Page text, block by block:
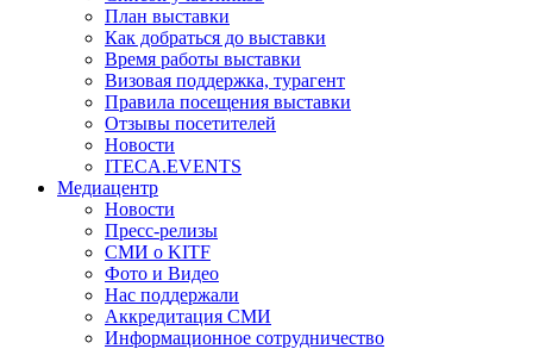
План выставки
Как добраться до выставки
Время работы выставки
Визовая поддержка, турагент
Правила посещения выставки
Отзывы посетителей
Новости
ITECA.EVENTS
Медиацентр
Новости
Пресс-релизы
СМИ о KITF
Фото и Видео
Нас поддержали
Аккредитация СМИ
Информационное сотрудничество